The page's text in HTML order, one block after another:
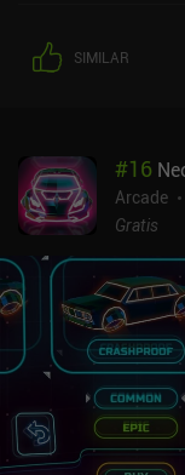
SIMILAR
#16
Arcade
Gratis